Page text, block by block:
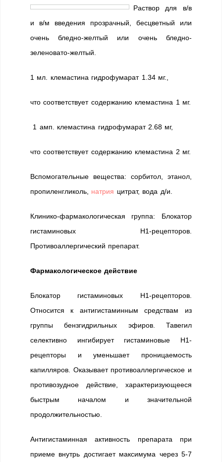
Раствор для в/в
и в/м введения прозрачный, бесцветный или
очень бледно-желтый или очень бледно-
зеленовато-желтый.
1 мл. клемастина гидрофумарат 1.34 мг.,
что соответствует содержанию клемастина 1 мг.
1 амп. клемастина гидрофумарат 2.68 мг,
что соответствует содержанию клемастина 2 мг.
Вспомогательные вещества: сорбитол, этанол,
пропиленгликоль, натрия цитрат, вода д/и.
Клинико-фармакологическая группа: Блокатор
гистаминовых Н1-рецепторов.
Противоаллергический препарат.
Фармакологическое действие
Блокатор гистаминовых H1-рецепторов.
Относится к антигистаминным средствам из
группы бензгидрильных эфиров. Тавегил
селективно ингибирует гистаминовые H1-
рецепторы и уменьшает проницаемость
капилляров. Оказывает противоаллергическое и
противозудное действие, характеризующееся
быстрым началом и значительной
продолжительностью.
Антигистаминная активность препарата при
приеме внутрь достигает максимума через 5-7